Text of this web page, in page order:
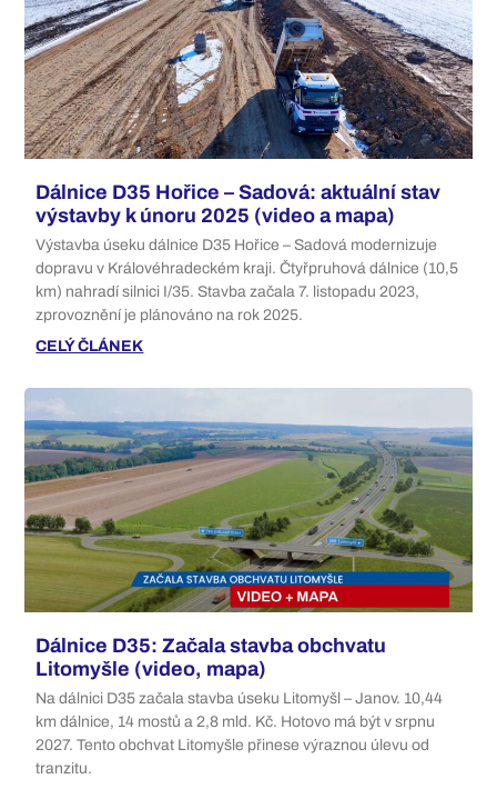
Dálnice D35 Hořice – Sadová: aktuální stav
výstavby k únoru 2025 (video a mapa)
Výstavba úseku dálnice D35 Hořice – Sadová modernizuje
dopravu v Královéhradeckém kraji. Čtyřpruhová dálnice (10,5
km) nahradí silnici I/35. Stavba začala 7. listopadu 2023,
zprovoznění je plánováno na rok 2025.
CELÝ ČLÁNEK
Dálnice D35: Začala stavba obchvatu
Litomyšle (video, mapa)
Na dálnici D35 začala stavba úseku Litomyšl – Janov. 10,44
km dálnice, 14 mostů a 2,8 mld. Kč. Hotovo má být v srpnu
2027. Tento obchvat Litomyšle přinese výraznou úlevu od
tranzitu.